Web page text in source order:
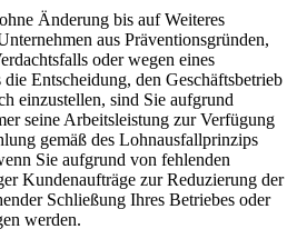
Änderung bis auf Weiteres
aus Präventionsgründen,
oder wegen eines
Entscheidung, den Geschäftsbetrieb
einzustellen, sind Sie aufgrund
seine Arbeitsleistung zur Verfügung
gemäß des Lohnausfallprinzips
Sie aufgrund von fehlenden
Kundenaufträge zur Reduzierung der
Schließung Ihres Betriebes oder
werden.